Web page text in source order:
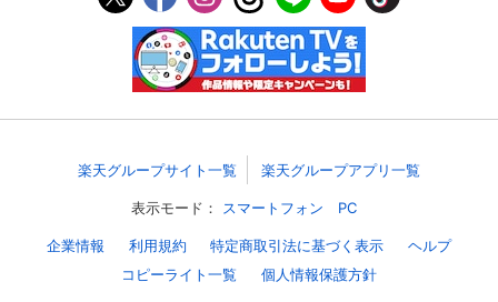
楽天グループサイト一覧 楽天グループアプリ一覧
表示モード： スマートフォン PC
企業情報 利用規約 特定商取引法に基づく表示
ヘルプ
コピーライト一覧
個人情報保護方針